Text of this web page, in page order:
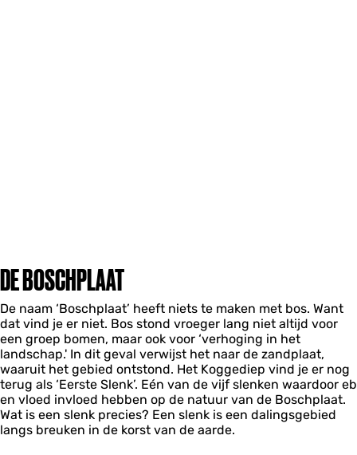
DE BOSCHPLAAT
De naam ‘Boschplaat’ heeft niets te maken met bos. Want
dat vind je er niet. Bos stond vroeger lang niet altijd voor
een groep bomen, maar ook voor ‘verhoging in het
landschap.' In dit geval verwijst het naar de zandplaat,
waaruit het gebied ontstond. Het Koggediep vind je er nog
terug als ‘Eerste Slenk’. Eén van de vijf slenken waardoor eb
en vloed invloed hebben op de natuur van de Boschplaat.
Wat is een slenk precies? Een slenk is een dalingsgebied
langs breuken in de korst van de aarde.